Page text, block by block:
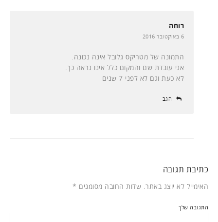
רוחה
6 באוקטובר 2016
התמונה של מטריקס גלובל אינה נכונה.
אני עובדת שם והמקום כלל אינו נראה כך.
לא כעת וגם לא לפני 7 שנים
הגב
כתיבת תגובה
האימייל לא יוצג באתר. שדות החובה מסומנים *
התגובה שלך